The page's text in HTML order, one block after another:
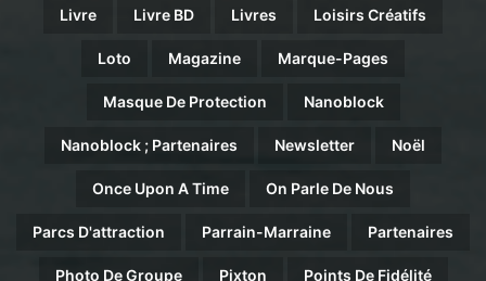
Livre Livre BD Livres Loisirs Créatifs
Loto Magazine Marque-Pages
Masque De Protection Nanoblock
Nanoblock ; Partenaires Newsletter Noël
Once Upon A Time On Parle De Nous
Parcs D'attraction Parrain-Marraine Partenaires
Photo De Groupe Pixton Points De Fidélité